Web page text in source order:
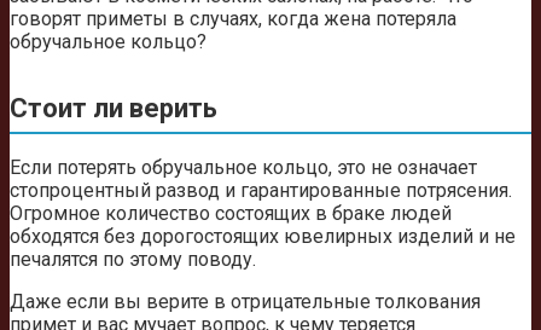
говорят приметы в случаях, когда жена потеряла
обручальное кольцо?
Стоит ли верить
Если потерять обручальное кольцо, это не означает
стопроцентный развод и гарантированные потрясения.
Огромное количество состоящих в браке людей
обходятся без дорогостоящих ювелирных изделий и не
печалятся по этому поводу.
Даже если вы верите в отрицательные толкования
примет и вас мучает вопрос, к чему теряется